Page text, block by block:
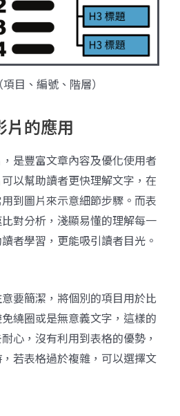
目、編號、階層）
片的應用
是豐富文章內容及優化使用者
以幫助讀者更快理解文字，在
到圖片來示意細節步驟。而表
對分析，淺顯易懂的理解每一
者學習，更能吸引讀者目光。
要簡潔，將個別的項目用於比
繞圈或是無意義文字，這樣的
心，沒有利用到表格的優勢，
若表格過於複雜，可以選擇文